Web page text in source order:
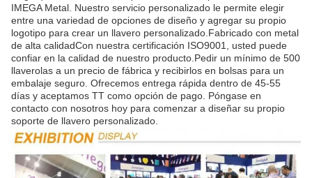
IMEGA Metal. Nuestro servicio personalizado le permite elegir
entre una variedad de opciones de diseño y agregar su propio
logotipo para crear un llavero personalizado.Fabricado con metal
de alta calidadCon nuestra certificación ISO9001, usted puede
confiar en la calidad de nuestro producto.Pedir un mínimo de 500
llaverolas a un precio de fábrica y recibirlos en bolsas para un
embalaje seguro. Ofrecemos entrega rápida dentro de 45-55
días y aceptamos TT como opción de pago. Póngase en
contacto con nosotros hoy para comenzar a diseñar su propio
soporte de llavero personalizado.